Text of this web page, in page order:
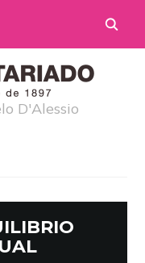
D'Alessio